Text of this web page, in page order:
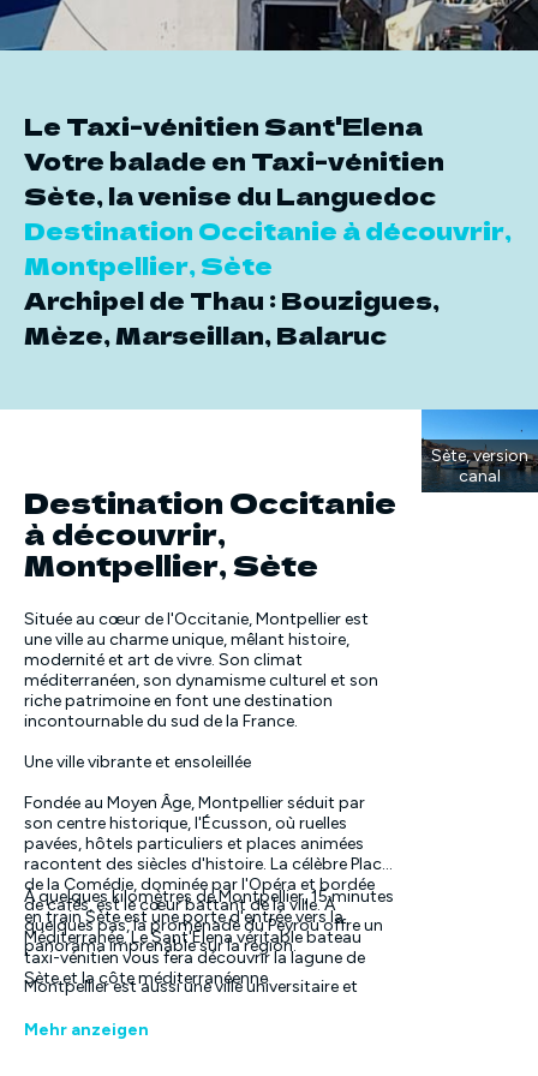
Le Taxi-vénitien Sant'Elena
Votre balade en Taxi-vénitien
Sète, la venise du Languedoc
Destination Occitanie à découvrir,
Montpellier, Sète
Archipel de Thau : Bouzigues,
Mèze, Marseillan, Balaruc
Destination Occitanie
à découvrir,
Montpellier, Sète
Située au cœur de l'Occitanie, Montpellier est
une ville au charme unique, mêlant histoire,
modernité et art de vivre. Son climat
méditerranéen, son dynamisme culturel et son
riche patrimoine en font une destination
incontournable du sud de la France.
Une ville vibrante et ensoleillée
Fondée au Moyen Âge, Montpellier séduit par
son centre historique, l'Écusson, où ruelles
pavées, hôtels particuliers et places animées
racontent des siècles d'histoire. La célèbre Place
de la Comédie, dominée par l'Opéra et bordée
de cafés, est le cœur battant de la ville. À
quelques pas, la promenade du Peyrou offre un
panorama imprenable sur la région.
Montpellier est aussi une ville universitaire et
hôpitaux et ses entreprises de pointe. Son
À quelques kilomètres de Montpellier, 15 minutes
en train Sète est une porte d'entrée vers la
Méditerranée. Le Sant'Elena véritable bateau
taxi-vénitien vous fera découvrir la lagune de
Sète et la côte méditerranéenne
Mehr anzeigen
Sète, version
canal